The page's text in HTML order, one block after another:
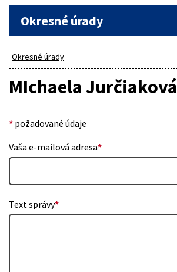
Okresné úrady
Okresné úrady
MIchaela Jurčiaková
* požadované údaje
Vaša e-mailová adresa*
Text správy*